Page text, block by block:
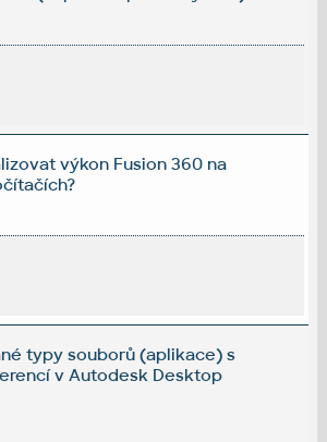
výkon Fusion 360 na
typy souborů (aplikace) s
v Autodesk Desktop